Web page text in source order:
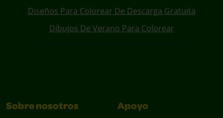
Diseños Para Colorear De Descarga Gratuita
Dibujos De Verano Para Colorear
Sobre nosotros Apoyo